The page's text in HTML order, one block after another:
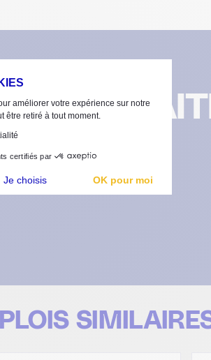
améliorer votre expérience sur notre
être retiré à tout moment.
certifiés par
Je choisis OK pour moi
EST